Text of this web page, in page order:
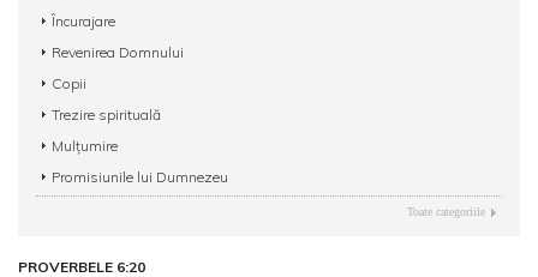
Încurajare
Revenirea Domnului
Copii
Trezire spirituală
Mulțumire
Promisiunile lui Dumnezeu
Toate categoriile
PROVERBELE 6:20